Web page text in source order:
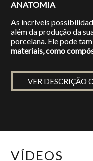
ANATOMIA
As incríveis
além da produção da
porcelana. Ele pode
materiais, como
VER DESCRIÇÃO
VÍDEOS